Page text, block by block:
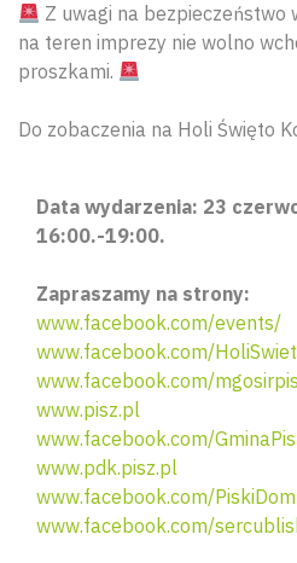
Z uwagi na bezpieczeństwo
na teren imprezy nie wolno
proszkami.
Do zobaczenia na Holi Święto
Data wydarzenia: 23
16:00.-19:00.
Zapraszamy na strony:
www.facebook.com/events/
www.facebook.com/
www.facebook.com/
www.pisz.pl
www.facebook.com/
www.pdk.pisz.pl
www.facebook.com/
www.facebook.com/